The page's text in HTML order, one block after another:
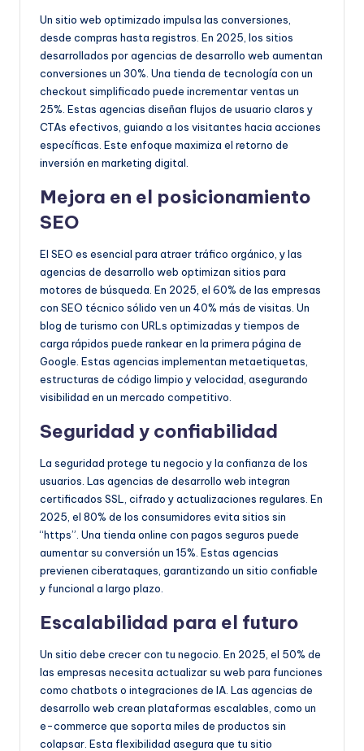
Un sitio web optimizado impulsa las conversiones,
desde compras hasta registros. En 2025, los sitios
desarrollados por agencias de desarrollo web aumentan
conversiones un 30%. Una tienda de tecnología con un
checkout simplificado puede incrementar ventas un
25%. Estas agencias diseñan flujos de usuario claros y
CTAs efectivos, guiando a los visitantes hacia acciones
específicas. Este enfoque maximiza el retorno de
inversión en marketing digital.
Mejora en el posicionamiento
SEO
El SEO es esencial para atraer tráfico orgánico, y las
agencias de desarrollo web optimizan sitios para
motores de búsqueda. En 2025, el 60% de las empresas
con SEO técnico sólido ven un 40% más de visitas. Un
blog de turismo con URLs optimizadas y tiempos de
carga rápidos puede rankear en la primera página de
Google. Estas agencias implementan metaetiquetas,
estructuras de código limpio y velocidad, asegurando
visibilidad en un mercado competitivo.
Seguridad y confiabilidad
La seguridad protege tu negocio y la confianza de los
usuarios. Las agencias de desarrollo web integran
certificados SSL, cifrado y actualizaciones regulares. En
2025, el 80% de los consumidores evita sitios sin
“https”. Una tienda online con pagos seguros puede
aumentar su conversión un 15%. Estas agencias
previenen ciberataques, garantizando un sitio confiable
y funcional a largo plazo.
Escalabilidad para el futuro
Un sitio debe crecer con tu negocio. En 2025, el 50% de
las empresas necesita actualizar su web para funciones
como chatbots o integraciones de IA. Las agencias de
desarrollo web crean plataformas escalables, como un
e-commerce que soporta miles de productos sin
colapsar. Esta flexibilidad asegura que tu sitio